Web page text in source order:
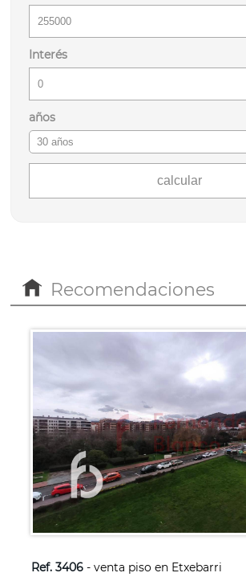
Interés
años
Recomendaciones
Ref. 3406- venta piso en Etxebarri